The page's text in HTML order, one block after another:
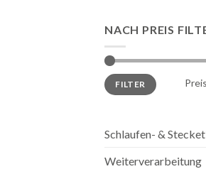
NACH PREIS
Min.
Preis
Max.
PreisFILTER
Schlaufen- &
Weiterverarbeitung